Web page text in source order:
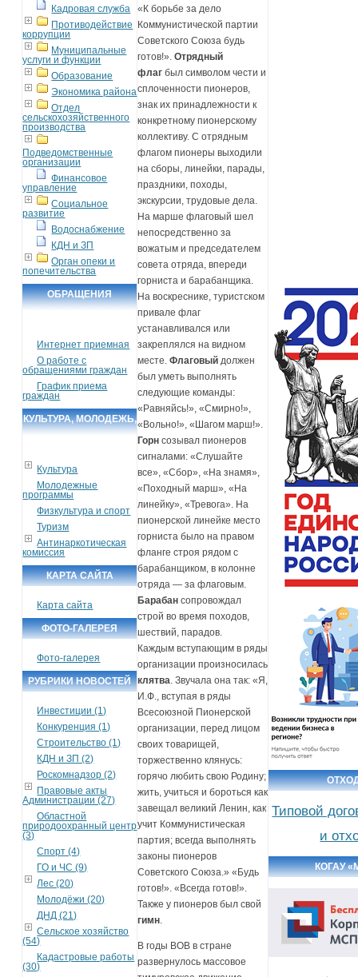
Кадровая служба
Противодействие
коррупции
Муниципальные
услуги и функции
Образование
Экономика района
Отдел
сельскохозяйственного
производства
Подведомственные
организации
Финансовое
управление
Социальное
развитие
Водоснабжение
КДН и ЗП
Орган опеки и
попечительства
ОБРАЩЕНИЯ
Интернет приемная
О работе с
обращениями граждан
График приема
граждан
КУЛЬТУРА, МОЛОДЕЖЬ,
Культура
Молодежные
программы
Физкультура и спорт
Туризм
Антинаркотическая
комиссия
КАРТА САЙТА
Карта сайта
ФОТО-ГАЛЕРЕЯ
Фото-галерея
РУБРИКИ НОВОСТЕЙ
Инвестиции (1)
Конкуренция (1)
Строительство (1)
КДН и ЗП (2)
Роскомнадзор (2)
Правовые акты
Администрации (27)
Областной
природоохранный центр
(3)
Спорт (4)
ГО и ЧС (9)
Лес (20)
Молодёжи (20)
ДНД (21)
Сельское хозяйство
(54)
Кадастровые работы
(30)
«К борьбе за дело
Коммунистической партии
Советского Союза будь
готов!».Отрядный
флаг был символом чести и
сплоченности пионеров,
знак их принадлежности к
конкретному пионерскому
коллективу. С отрядным
флагом пионеры выходили
на сборы, линейки, парады,
праздники, походы,
экскурсии, трудовые дела.
На марше флаговый шел
непосредственно за
вожатым и председателем
совета отряда, впереди
горниста и барабанщика.
На воскреснике, туристском
привале флаг
устанавливался или
закреплялся на видном
месте.Флаговый должен
был уметь выполнять
следующие команды:
«Равняйсь!», «Смирно!»,
«Вольно!», «Шагом марш!».
Горн созывал пионеров
сигналами: «Слушайте
все», «Сбор», «На знамя»,
«Походный марш», «На
линейку», «Тревога». На
пионерской линейке место
горниста было на правом
фланге строя рядом с
барабанщиком, в колонне
отряда — за флаговым.
Барабан сопровождал
строй во время походов,
шествий, парадов.
Каждым вступающим в ряды
организации произносилась
клятва. Звучала она так: «Я,
И.Ф., вступая в ряды
Всесоюзной Пионерской
организации, перед лицом
своих товарищей,
торжественно клянусь:
горячо любить свою Родину;
жить, учиться и бороться как
завещал великий Ленин, как
учит Коммунистическая
партия; всегда выполнять
законы пионеров
Советского Союза.» «Будь
готов!». «Всегда готов!».
Также у пионеров был свой
гимн.
В годы ВОВ в стране
развернулось массовое
Типовой
и
КОГАУ